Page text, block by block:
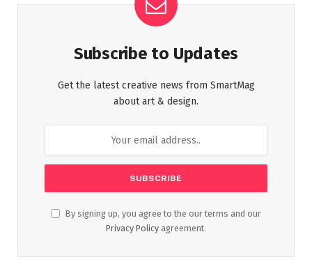
Subscribe to Updates
Get the latest creative news from SmartMag
about art & design.
By signing up, you agree to the our terms and our
Privacy Policy agreement.